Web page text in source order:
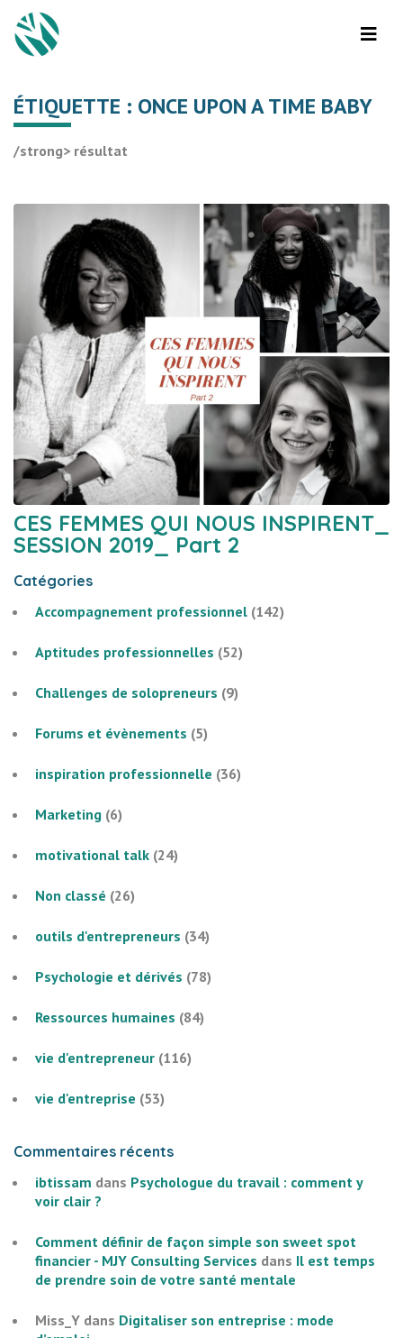
ÉTIQUETTE : ONCE UPON A TIME BABY
/strong> résultat
CES FEMMES QUI NOUS INSPIRENT_
SESSION 2019_ Part 2
Catégories
Accompagnement professionnel (142)
Aptitudes professionnelles (52)
Challenges de solopreneurs (9)
Forums et évènements (5)
inspiration professionnelle (36)
Marketing (6)
motivational talk (24)
Non classé (26)
outils d'entrepreneurs (34)
Psychologie et dérivés (78)
Ressources humaines (84)
vie d'entrepreneur (116)
vie d'entreprise (53)
Commentaires récents
ibtissam dans Psychologue du travail : comment y
voir clair ?
Comment définir de façon simple son sweet spot
financier - MJY Consulting Services dans Il est temps
de prendre soin de votre santé mentale
Miss_Y dans Digitaliser son entreprise : mode